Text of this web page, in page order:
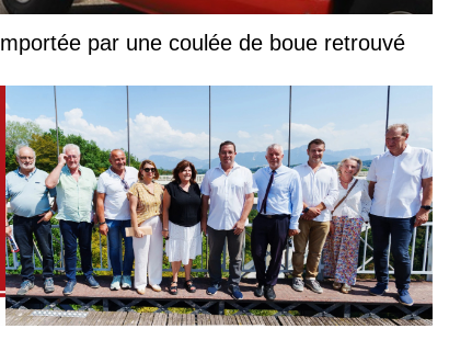
par une coulée de boue retrouvé